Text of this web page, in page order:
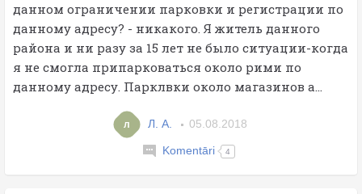
данном ограничении парковки и регистрации по
данному адресу? - никакого. Я житель данного
района и ни разу за 15 лет не было ситуации-когда
я не смогла припарковаться около рими по
данному адресу. Парклвки около магазинов а...
л Л. A. 05.08.2018
Komentāri 4